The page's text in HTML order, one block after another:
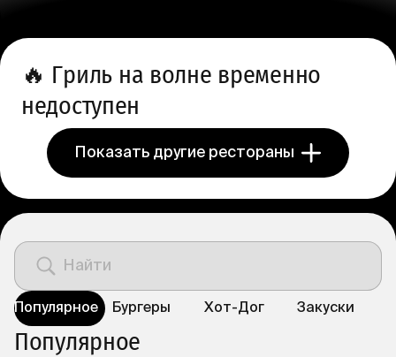
🔥 Гриль на волне временно
недоступен
Показать другие рестораны
Популярное Бургеры Хот-Дог Закуски
Популярное